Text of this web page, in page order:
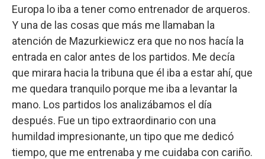
Europa lo iba a tener como entrenador de arqueros.
Y una de las cosas que más me llamaban la
atención de Mazurkiewicz era que no nos hacía la
entrada en calor antes de los partidos. Me decía
que mirara hacia la tribuna que él iba a estar ahí, que
me quedara tranquilo porque me iba a levantar la
mano. Los partidos los analizábamos el día
después. Fue un tipo extraordinario con una
humildad impresionante, un tipo que me dedicó
tiempo, que me entrenaba y me cuidaba con cariño.